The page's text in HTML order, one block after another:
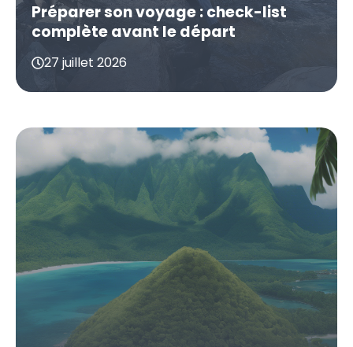
Préparer son voyage : check-list
complète avant le départ
27 juillet 2026